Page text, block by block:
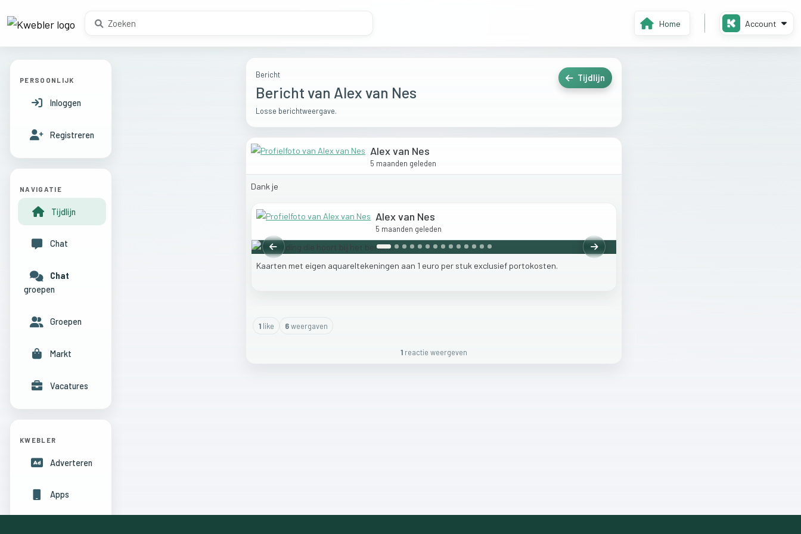
Home Account
Bericht
Bericht van Alex van Nes
Losse berichtweergave.
Tijdlijn
Alex van Nes
5 maanden geleden
Dank je
Alex van Nes
5 maanden geleden
Vorige
Volgende
Kaarten met eigen aquareltekeningen aan 1 euro per stuk exclusief portokosten.
1like 6weergaven
1 reactie weergeven
PERSOONLIJK
Inloggen
Registreren
NAVIGATIE
Tijdlijn
Chat
Chat
groepen
Groepen
Markt
Vacatures
KWEBLER
Adverteren
Apps